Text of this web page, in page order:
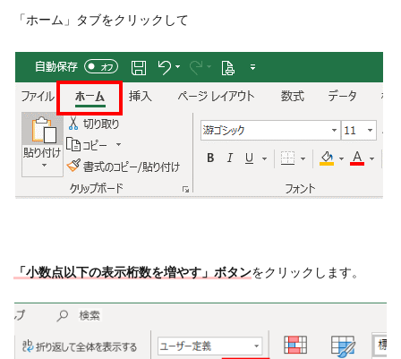
「ホーム」タブをクリックして
「小数点以下の表示桁数を増やす」ボタンをクリックします。